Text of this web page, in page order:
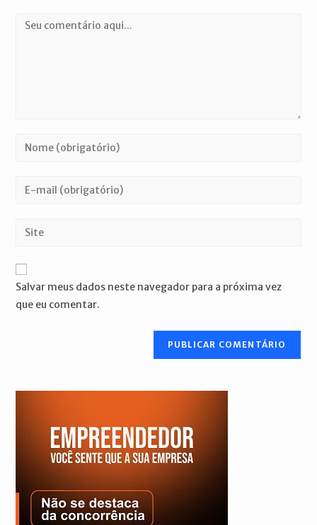
Comentário
Digite
ou
de
para
comentar
Digite
de
mail
para
comentar
Digite
URL
do
site
Salvar meus dados neste navegador para a próxima vez
que eu comentar.